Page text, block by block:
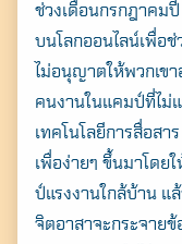
ช่วงเดือนกรกฎาคม
บนโลกออนไลน์เพื่อ
ไม่อนุญาตให้พวกเข
คนงานในแคมป์ที่ไม่
เทคโนโลยีการสื่อสา
เพื่อง่ายๆ ขึ้นมาโดย
ป์แรงงานใกล้บ้าน แ
จิตอาสาจะกระจาย